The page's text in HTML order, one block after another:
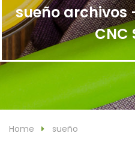
sueño archivos
CNC
Home sueño